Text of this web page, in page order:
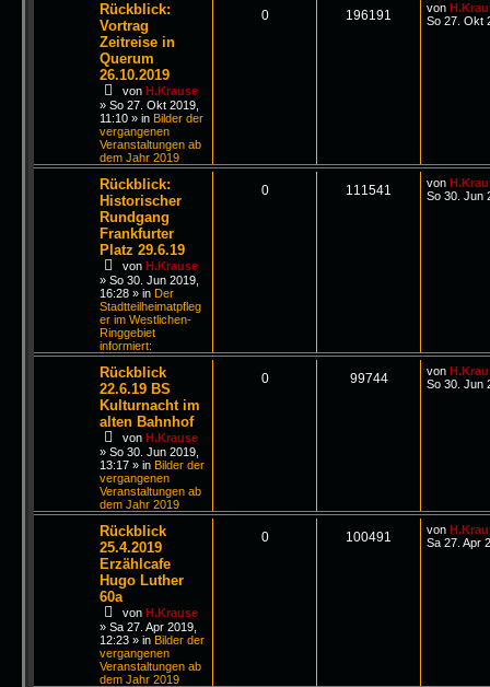
Rückblick:
Vortrag
Zeitreise in
Querum
26.10.2019
von H.Krause
» So 27. Okt 2019,
11:10 » in Bilder der
vergangenen
Veranstaltungen ab
dem Jahr 2019
0 196191 von
So 27. Okt
Rückblick:
Historischer
Rundgang
Frankfurter
Platz 29.6.19
von H.Krause
» So 30. Jun 2019,
16:28 » in Der
Stadtteilheimatpfleg
er im Westlichen-
Ringgebiet
informiert:
0 111541 von
So 30. Jun
Rückblick
22.6.19 BS
Kulturnacht im
alten Bahnhof
von H.Krause
» So 30. Jun 2019,
13:17 » in Bilder der
vergangenen
Veranstaltungen ab
dem Jahr 2019
0 99744 von
So 30. Jun
Rückblick
25.4.2019
Erzählcafe
Hugo Luther
60a
von H.Krause
» Sa 27. Apr 2019,
12:23 » in Bilder der
vergangenen
Veranstaltungen ab
dem Jahr 2019
0 100491 von
Sa 27. Apr